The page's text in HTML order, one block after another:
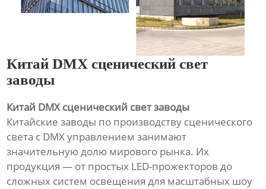
Китай DMX сценический свет
заводы
Китай DMX сценический свет заводы
Китайские заводы по производству сценического
света с DMX управлением занимают
значительную долю мирового рынка. Их
продукция — от простых LED-прожекторов до
сложных систем освещения для масштабных шоу